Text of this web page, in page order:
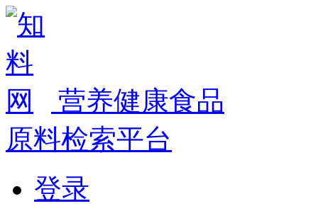
营养健康食品
原料检索平台
登录